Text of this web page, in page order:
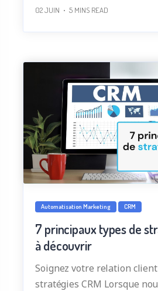
02 JUIN 5 MINS READ
Automatisation Marketing CRM
7 principaux types de
à découvrir
Soignez votre relation client
stratégies CRM Lorsque